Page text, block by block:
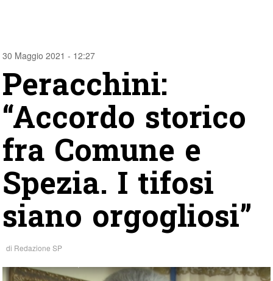
30 Maggio 2021 - 12:27
Peracchini:
“Accordo storico
fra Comune e
Spezia. I tifosi
siano orgogliosi”
di Redazione SP